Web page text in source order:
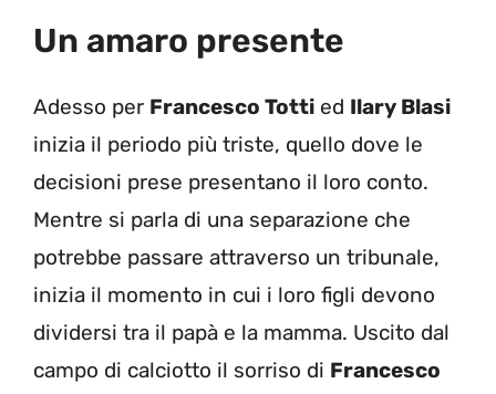
Un amaro presente
Adesso per Francesco Totti ed Ilary Blasi
inizia il periodo più triste, quello dove le
decisioni prese presentano il loro conto.
Mentre si parla di una separazione che
potrebbe passare attraverso un tribunale,
inizia il momento in cui i loro figli devono
dividersi tra il papà e la mamma. Uscito dal
campo di calciotto il sorriso di Francesco